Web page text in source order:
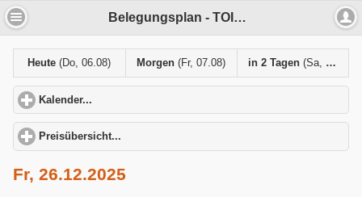
Belegungsplan - TOIMS MTV Karlsruhe
Heute(Do, 06.08) Morgen(Fr, 07.08) in 2 Tagen (Sa, 08.08)
Kalender...
Preisübersicht...
Fr, 26.12.2025